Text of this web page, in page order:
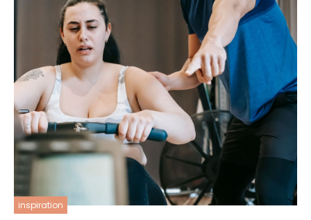
inspiration